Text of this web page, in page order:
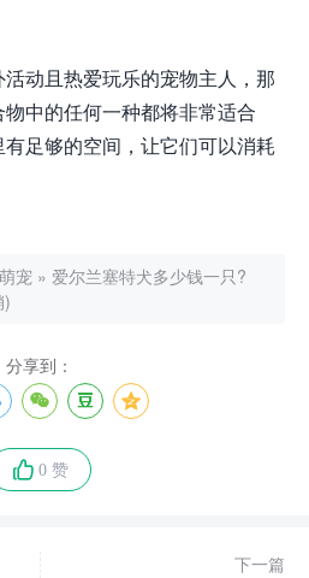
动且热爱玩乐的宠物主人，那
中的任何一种都将非常适合
足够的空间，让它们可以消耗
宠 » 爱尔兰塞特犬多少钱一只?
)
分享到：
0 赞
下一篇